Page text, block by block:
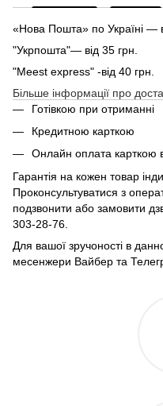
«Нова Пошта» по Україні —
"Укрпошта"— від 35 грн.
"Meest express" -від 40 грн.
Більше інформації про
Готівкою при отриманні
Кредитною карткою
Онлайн оплата карткою
Гарантія на кожен товар
Проконсультуватися з
подзвонити або замовити
303-28-76.
Для вашої зручоності в
месенжери Вайбер та